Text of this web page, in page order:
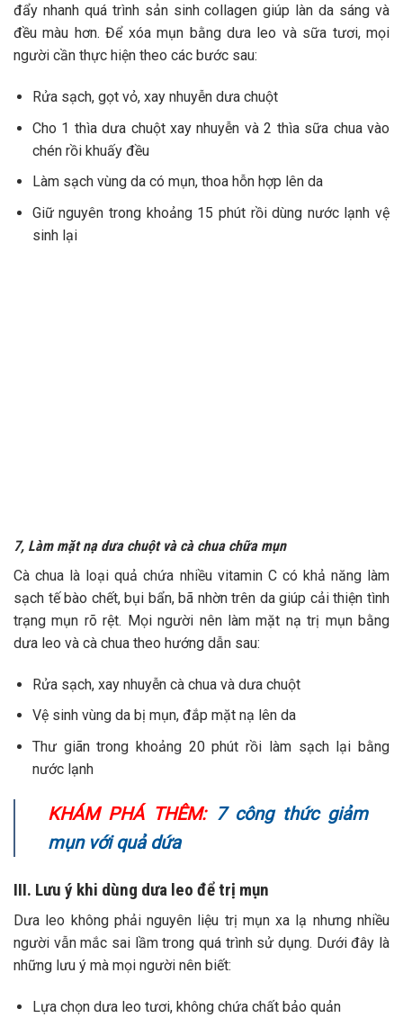
đẩy nhanh quá trình sản sinh collagen giúp làn da sáng và
đều màu hơn. Để xóa mụn bằng dưa leo và sữa tươi, mọi
người cần thực hiện theo các bước sau:
Rửa sạch, gọt vỏ, xay nhuyễn dưa chuột
Cho 1 thìa dưa chuột xay nhuyễn và 2 thìa sữa chua vào
chén rồi khuấy đều
Làm sạch vùng da có mụn, thoa hỗn hợp lên da
Giữ nguyên trong khoảng 15 phút rồi dùng nước lạnh vệ
sinh lại
7, Làm mặt nạ dưa chuột và cà chua chữa mụn
Cà chua là loại quả chứa nhiều vitamin C có khả năng làm
sạch tế bào chết, bụi bẩn, bã nhờn trên da giúp cải thiện tình
trạng mụn rõ rệt. Mọi người nên làm mặt nạ trị mụn bằng
dưa leo và cà chua theo hướng dẫn sau:
Rửa sạch, xay nhuyễn cà chua và dưa chuột
Vệ sinh vùng da bị mụn, đắp mặt nạ lên da
Thư giãn trong khoảng 20 phút rồi làm sạch lại bằng
nước lạnh
KHÁM PHÁ THÊM: 7 công thức giảm
mụn với quả dứa
III. Lưu ý khi dùng dưa leo để trị mụn
Dưa leo không phải nguyên liệu trị mụn xa lạ nhưng nhiều
người vẫn mắc sai lầm trong quá trình sử dụng. Dưới đây là
những lưu ý mà mọi người nên biết:
Lựa chọn dưa leo tươi, không chứa chất bảo quản